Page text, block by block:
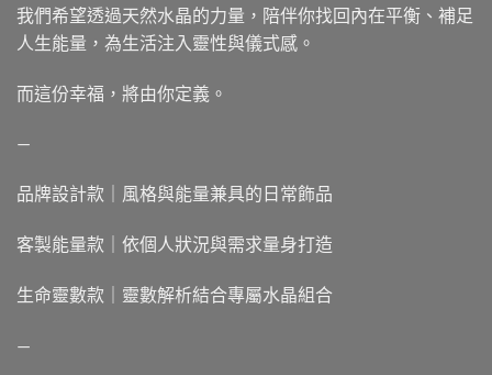
我們希望透過天然水晶的力量，陪伴你找回內在平衡、補足
人生能量，為生活注入靈性與儀式感。
而這份幸福，將由你定義。
—
品牌設計款｜風格與能量兼具的日常飾品
客製能量款｜依個人狀況與需求量身打造
生命靈數款｜靈數解析結合專屬水晶組合
—